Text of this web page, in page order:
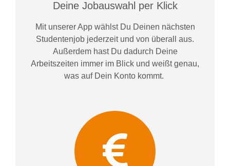
Deine Jobauswahl per Klick
Mit unserer App wählst Du Deinen nächsten
Studentenjob jederzeit und von überall aus.
Außerdem hast Du dadurch Deine
Arbeitszeiten immer im Blick und weißtgenau,
was auf Dein Konto kommt.